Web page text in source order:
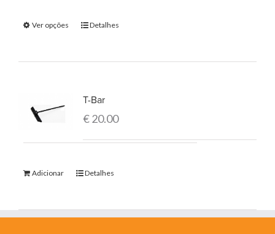
Ver opções Detalhes
T-Bar
€20.00
Adicionar Detalhes